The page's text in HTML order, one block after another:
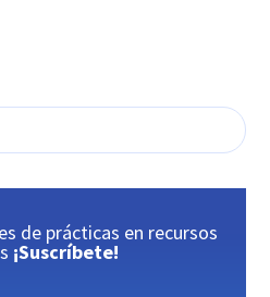
de prácticas en recursos
¡Suscríbete!